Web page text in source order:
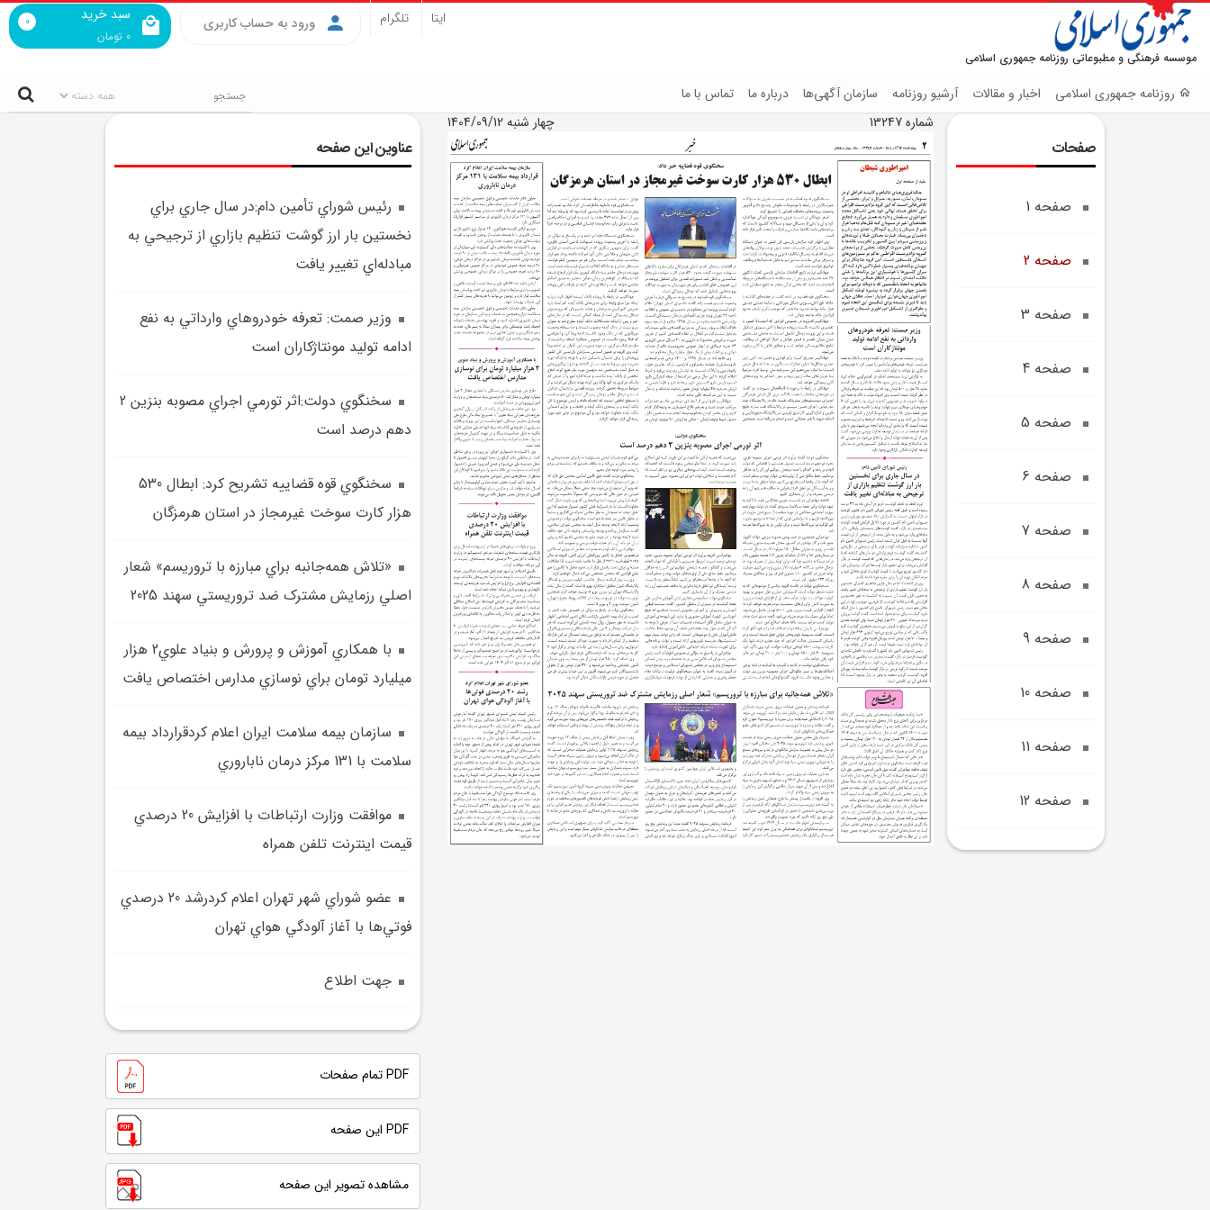
موسسه فرهنگی و مطبوعاتی روزنامه جمهوری اسلامی
سبد خرید
0 تومان
0 ورود به حساب کاربری ایتا تلگرام
روزنامه جمهوری اسلامی اخبار و مقالات آرشیو روزنامه سازمان آگهی‌ها درباره ما تماس با ما
صفحات
صفحه 1
صفحه 2
صفحه 3
صفحه 4
صفحه 5
صفحه 6
صفحه 7
صفحه 8
صفحه 9
صفحه 10
صفحه 11
صفحه 12
شماره 13247 چهار شنبه 1404/09/12
عناوین این صفحه
رئيس شوراي تأمين دام:در سال جاري براي
نخستين بار ارز گوشت تنظيم بازاري از ترجيحي به
مبادله‌اي تغيير يافت
وزير صمت: تعرفه خودروهاي وارداتي به نفع
ادامه توليد مونتاژکاران است
سخنگوي دولت:اثر تورمي اجراي مصوبه بنزين 2
دهم درصد است
سخنگوي قوه قضاييه تشريح کرد: ابطال 530
هزار کارت سوخت غيرمجاز در استان هرمزگان
«تلاش همه‌جانبه براي مبارزه با تروريسم» شعار
اصلي رزمايش مشترک ضد تروريستي سهند 2025
با همکاري آموزش و پرورش و بنياد علوي2 هزار
ميليارد تومان براي نوسازي مدارس اختصاص يافت
سازمان بيمه سلامت ايران اعلام کردقرارداد بيمه
سلامت با 131 مرکز درمان ناباروري
موافقت وزارت ارتباطات با افزايش 20 درصدي
قيمت اينترنت تلفن همراه
عضو شوراي شهر تهران اعلام کردرشد 20 درصدي
فوتي‌ها با آغاز آلودگي هواي تهران
جهت اطلاع
PDF تمام صفحات
PDF این صفحه
مشاهده تصویر این صفحه